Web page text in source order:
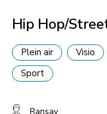
Hip Hop/
Plein air Visio
Sport
Ransay